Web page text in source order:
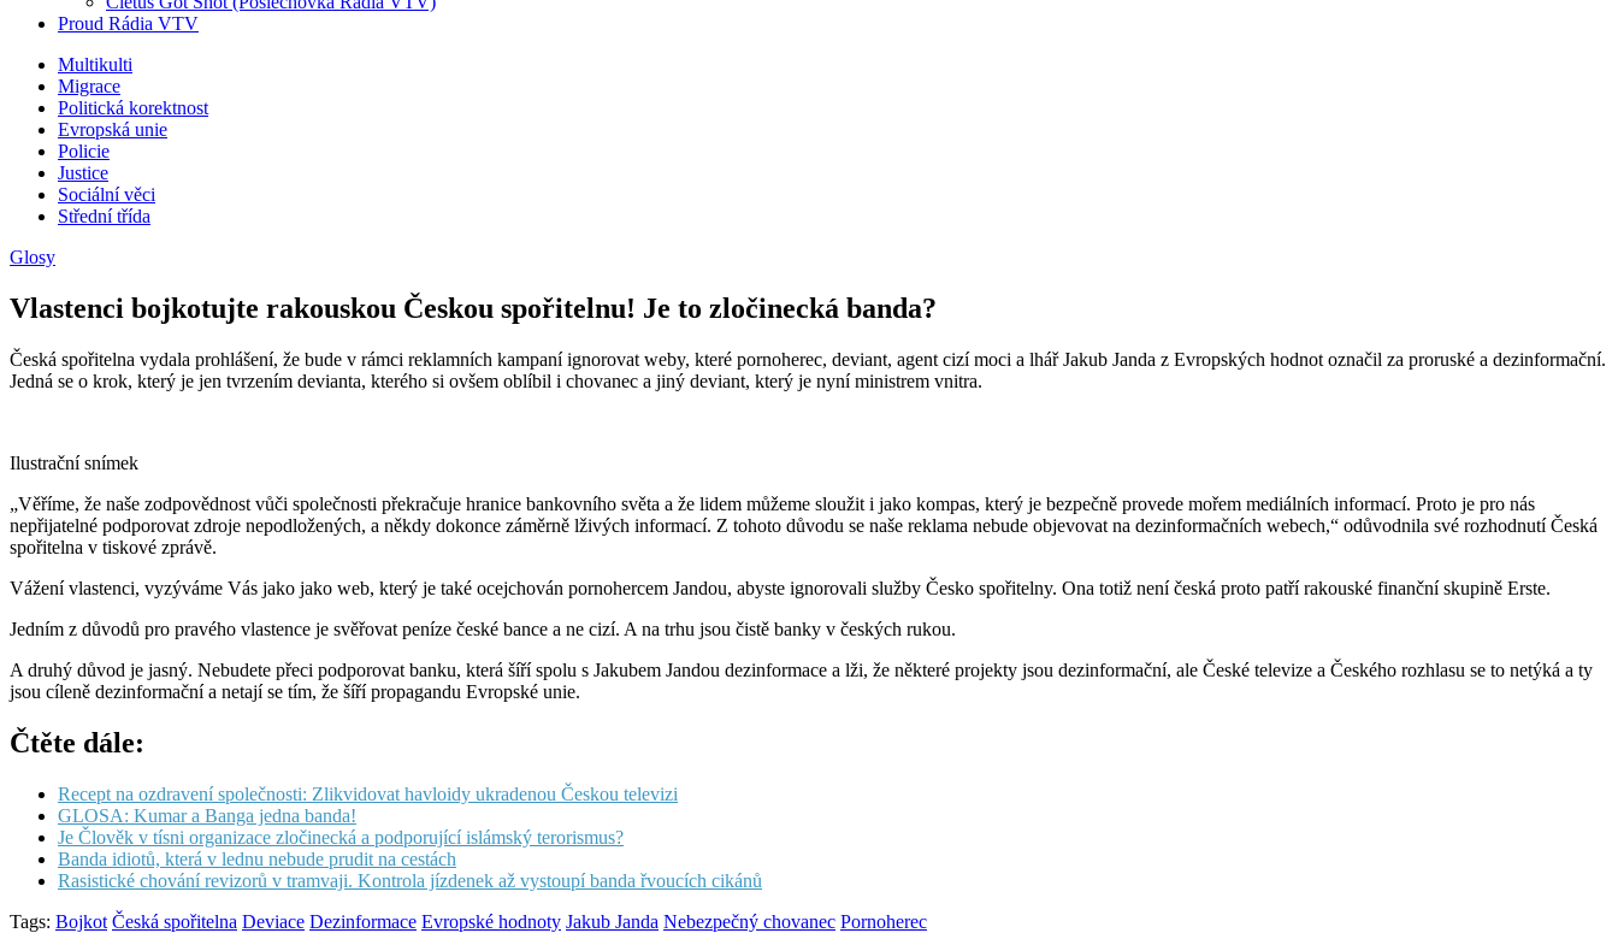
Proud Rádia VTV
Sub
menu
Multikulti
Migrace
Politická korektnost
Evropská unie
Policie
Justice
Sociální věci
Střední třída
Glosy
Vlastenci bojkotujte rakouskou Českou spořitelnu! Je to zločinecká banda?
Česká spořitelna vydala prohlášení, že bude v rámci reklamních kampaní ignorovat weby, které pornoherec, deviant, agent cizí moci a lhář Jakub Janda z Evropských hodnot označil za proruské a dezinformační.
Jedná se o krok, který je jen tvrzením devianta, kterého si ovšem oblíbil i chovanec a jiný deviant, který je nyní ministrem vnitra.
Ilustrační snímek
„Věříme, že naše zodpovědnost vůči společnosti překračuje hranice bankovního světa a že lidem můžeme sloužit i jako kompas, který je bezpečně provede mořem mediálních informací. Proto je pro nás
nepřijatelné podporovat zdroje nepodložených, a někdy dokonce záměrně lživých informací. Z tohoto důvodu se naše reklama nebude objevovat na dezinformačních webech,“ odůvodnila své rozhodnutí Česká
spořitelna v tiskové zprávě.
Vážení vlastenci, vyzýváme Vás jako jako web, který je také ocejchován pornohercem Jandou, abyste ignorovali služby Česko spořitelny. Ona totiž není česká proto patří rakouské finanční skupině Erste.
Jedním z důvodů pro pravého vlastence je svěřovat peníze české bance a ne cizí. A na trhu jsou čistě banky v českých rukou.
A druhý důvod je jasný. Nebudete přeci podporovat banku, která šíří spolu s Jakubem Jandou dezinformace a lži, že některé projekty jsou dezinformační, ale České televize a Českého rozhlasu se to netýká a ty
jsou cíleně dezinformační a netají se tím, že šíří propagandu Evropské unie.
Čtěte dále:
Recept na ozdravení společnosti: Zlikvidovat havloidy ukradenou Českou televizi
GLOSA: Kumar a Banga jedna banda!
Je Člověk v tísni organizace zločinecká a podporující islámský terorismus?
Banda idiotů, která v lednu nebude prudit na cestách
Rasistické chování revizorů v tramvaji. Kontrola jízdenek až vystoupí banda řvoucích cikánů
Tags: Bojkot Česká spořitelna Deviace Dezinformace Evropské hodnoty Jakub Janda Nebezpečný chovanec Pornoherec